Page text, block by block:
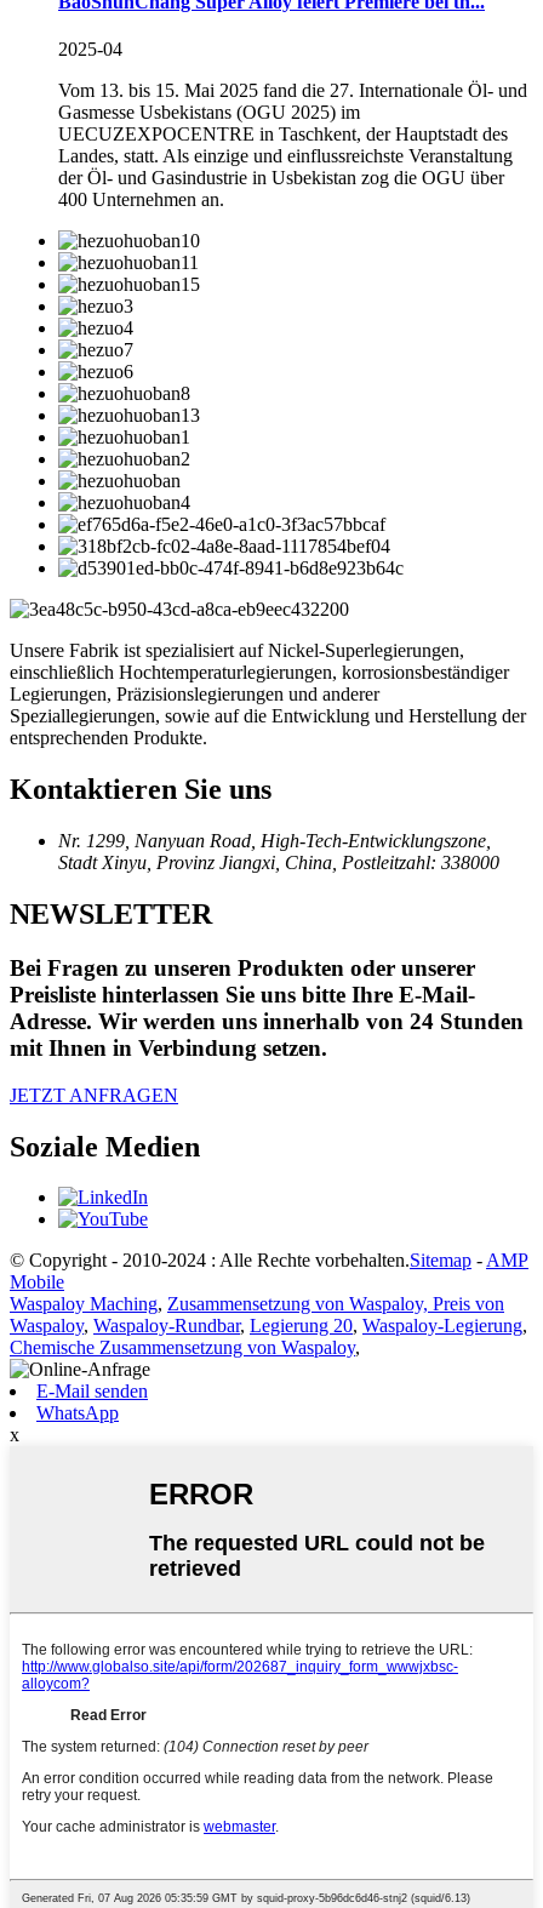
2025-04
Vom 13. bis 15. Mai 2025 fand die 27. Internationale Öl- und
Gasmesse Usbekistans (OGU 2025) im
UECUZEXPOCENTRE in Taschkent, der Hauptstadt des
Landes, statt. Als einzige und einflussreichste Veranstaltung
der Öl- und Gasindustrie in Usbekistan zog die OGU über
400 Unternehmen an.
Unsere Fabrik ist spezialisiert auf Nickel-Superlegierungen,
einschließlich Hochtemperaturlegierungen, korrosionsbeständiger
Legierungen, Präzisionslegierungen und anderer
Speziallegierungen, sowie auf die Entwicklung und Herstellung der
entsprechenden Produkte.
Kontaktieren Sie uns
Nr. 1299, Nanyuan Road, High-Tech-Entwicklungszone,
Stadt Xinyu, Provinz Jiangxi, China, Postleitzahl: 338000
NEWSLETTER
Bei Fragen zu unseren Produkten oder unserer
Preisliste hinterlassen Sie uns bitte Ihre E-Mail-
Adresse. Wir werden uns innerhalb von 24 Stunden
mit Ihnen in Verbindung setzen.
JETZT ANFRAGEN
Soziale Medien
© Copyright - 2010-2024 : Alle Rechte vorbehalten.Sitemap -AMP
Mobile
Waspaloy Maching, Zusammensetzung von Waspaloy, Preis von
Waspaloy, Waspaloy-Rundbar, Legierung 20, Waspaloy-Legierung,
Chemische Zusammensetzung von Waspaloy,
E-Mail senden
WhatsApp
x